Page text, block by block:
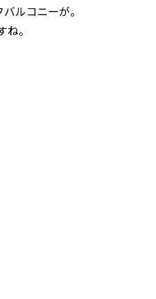
ルコニーが。
。